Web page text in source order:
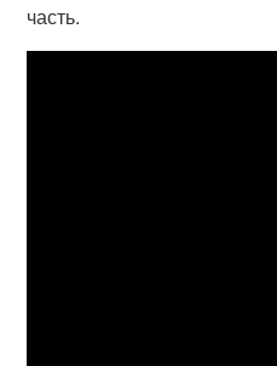
часть.